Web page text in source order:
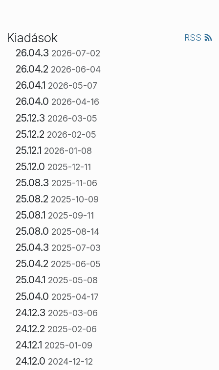
Kiadások RSS
26.04.3 2026-07-02
26.04.2 2026-06-04
26.04.1 2026-05-07
26.04.0 2026-04-16
25.12.3 2026-03-05
25.12.2 2026-02-05
25.12.1 2026-01-08
25.12.0 2025-12-11
25.08.3 2025-11-06
25.08.2 2025-10-09
25.08.1 2025-09-11
25.08.0 2025-08-14
25.04.3 2025-07-03
25.04.2 2025-06-05
25.04.1 2025-05-08
25.04.0 2025-04-17
24.12.3 2025-03-06
24.12.2 2025-02-06
24.12.1 2025-01-09
24.12.0 2024-12-12